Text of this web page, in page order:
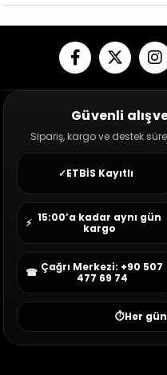
Güvenli
Sipariş, kargo ve destek
✓ETBİS Kayıtlı
⚡ 15:00’a kadar aynı gün
kargo
☎ Çağrı Merkezi: +90 507
477 69 74
⏱Her